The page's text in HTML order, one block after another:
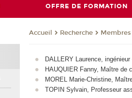
OFFRE DE FORMATION
Accueil Recherche Membres
DALLERY Laurence, ingénieur
HAUQUIER Fanny, Maître de
MOREL Marie-Christine,
TOPIN Sylvain, Professeur